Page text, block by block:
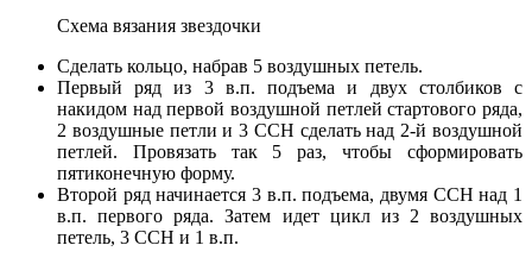
Схема вязания звездочки
Сделать кольцо, набрав 5 воздушных петель.
Первый ряд из 3 в.п. подъема и двух столбиков с
накидом над первой воздушной петлей стартового ряда,
2 воздушные петли и 3 ССН сделать над 2-й воздушной
петлей. Провязать так 5 раз, чтобы сформировать
пятиконечную форму.
Второй ряд начинается 3 в.п. подъема, двумя ССН над 1
в.п. первого ряда. Затем идет цикл из 2 воздушных
петель, 3 ССН и 1 в.п.